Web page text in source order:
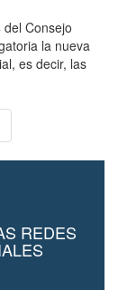
Consejo
la nueva
es decir, las
REDES